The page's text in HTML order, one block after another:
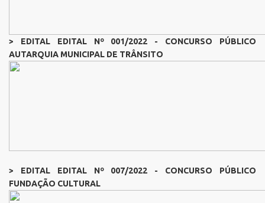
> EDITAL EDITAL Nº 001/2022 - CONCURSO PÚBLICO
AUTARQUIA MUNICIPAL DE TRÂNSITO
> EDITAL EDITAL Nº 007/2022 - CONCURSO PÚBLICO
FUNDAÇÃO CULTURAL